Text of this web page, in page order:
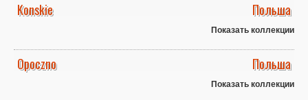
Konskie Польша
Показать коллекции
Opoczno Польша
Показать коллекции